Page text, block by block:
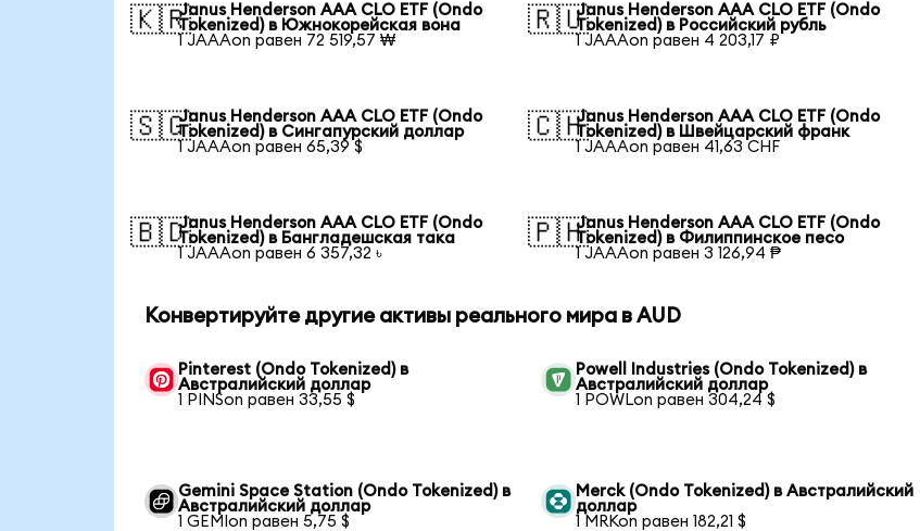
🇰🇷Janus Henderson AAA CLO ETF (Ondo
Tokenized) в Южнокорейская вона
1 JAAAon равен 72 519,57 ₩
🇷🇺Janus Henderson AAA CLO ETF (Ondo
Tokenized) в Российский рубль
1 JAAAon равен 4 203,17 ₽
🇸🇬Janus Henderson AAA CLO ETF (Ondo
Tokenized) в Сингапурский доллар
1 JAAAon равен 65,39 $
🇨🇭Janus Henderson AAA CLO ETF (Ondo
Tokenized) в Швейцарский франк
1 JAAAon равен 41,63 CHF
🇧🇩Janus Henderson AAA CLO ETF (Ondo
Tokenized) в Бангладешская така
1 JAAAon равен 6 357,32 ৳
🇵🇭Janus Henderson AAA CLO ETF (Ondo
Tokenized) в Филиппинское песо
1 JAAAon равен 3 126,94 ₱
Конвертируйте другие активы реального мира в AUD
Pinterest (Ondo Tokenized) в
Австралийский доллар
1 PINSon равен 33,55 $
Powell Industries (Ondo Tokenized) в
Австралийский доллар
1 POWLon равен 304,24 $
Gemini Space Station (Ondo Tokenized) в
Австралийский доллар
1 GEMIon равен 5,75 $
Merck (Ondo Tokenized) в Австралийский
доллар
1 MRKon равен 182,21 $